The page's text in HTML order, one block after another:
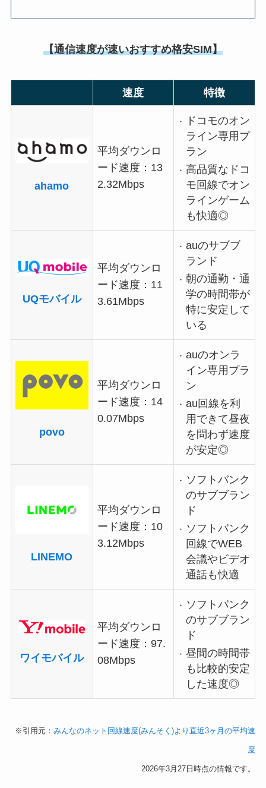
【通信速度が速いおすすめ格安SIM】
速度 特徴
ahamo
平均ダウンロ
ード速度：13
2.32Mbps
ドコモのオン
ライン専用プ
ラン
高品質なドコ
モ回線でオン
ラインゲーム
も快適◎
UQモバイル
平均ダウンロ
ード速度：11
3.61Mbps
auのサブブ
ランド
朝の通勤・通
学の時間帯が
特に安定して
いる
povo
平均ダウンロ
ード速度：14
0.07Mbps
auのオンラ
イン専用プラ
ン
au回線を利
用できて昼夜
を問わず速度
が安定◎
LINEMO
平均ダウンロ
ード速度：10
3.12Mbps
ソフトバンク
のサブブラン
ド
ソフトバンク
回線でWEB
会議やビデオ
通話も快適
ワイモバイル
平均ダウンロ
ード速度：97.
08Mbps
ソフトバンク
のサブブラン
ド
昼間の時間帯
も比較的安定
した速度◎
※引用元：みんなのネット回線速度(みんそく)より直近3ヶ月の平均速
度
2026年3月27日時点の情報です。